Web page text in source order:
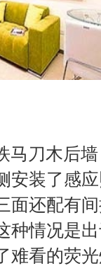
马刀木后
安装了感
面还配有
种情况是
难看的荧